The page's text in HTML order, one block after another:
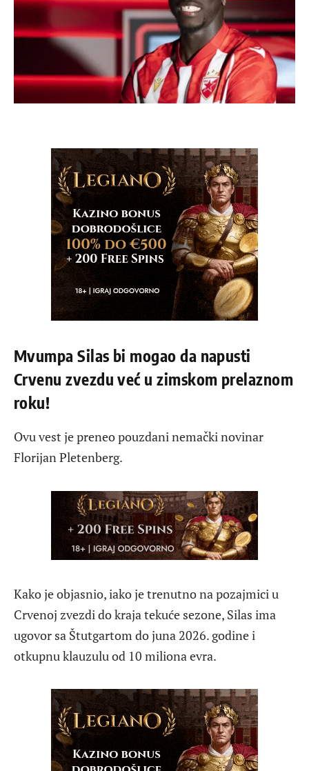
Mvumpa Silas bi mogao da napusti
Crvenu zvezdu već u zimskom prelaznom
roku!
Ovu vest je preneo pouzdani nemački novinar
Florijan Pletenberg.
Kako je objasnio, iako je trenutno na pozajmici u
Crvenoj zvezdi do kraja tekuće sezone, Silas ima
ugovor sa Štutgartom do juna 2026. godine i
otkupnu klauzulu od 10 miliona evra.